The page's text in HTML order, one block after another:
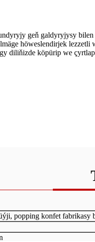
geň galdyryjysy
höweslendirjek
diliňizde köpürip we
popping konfet fabrikasy